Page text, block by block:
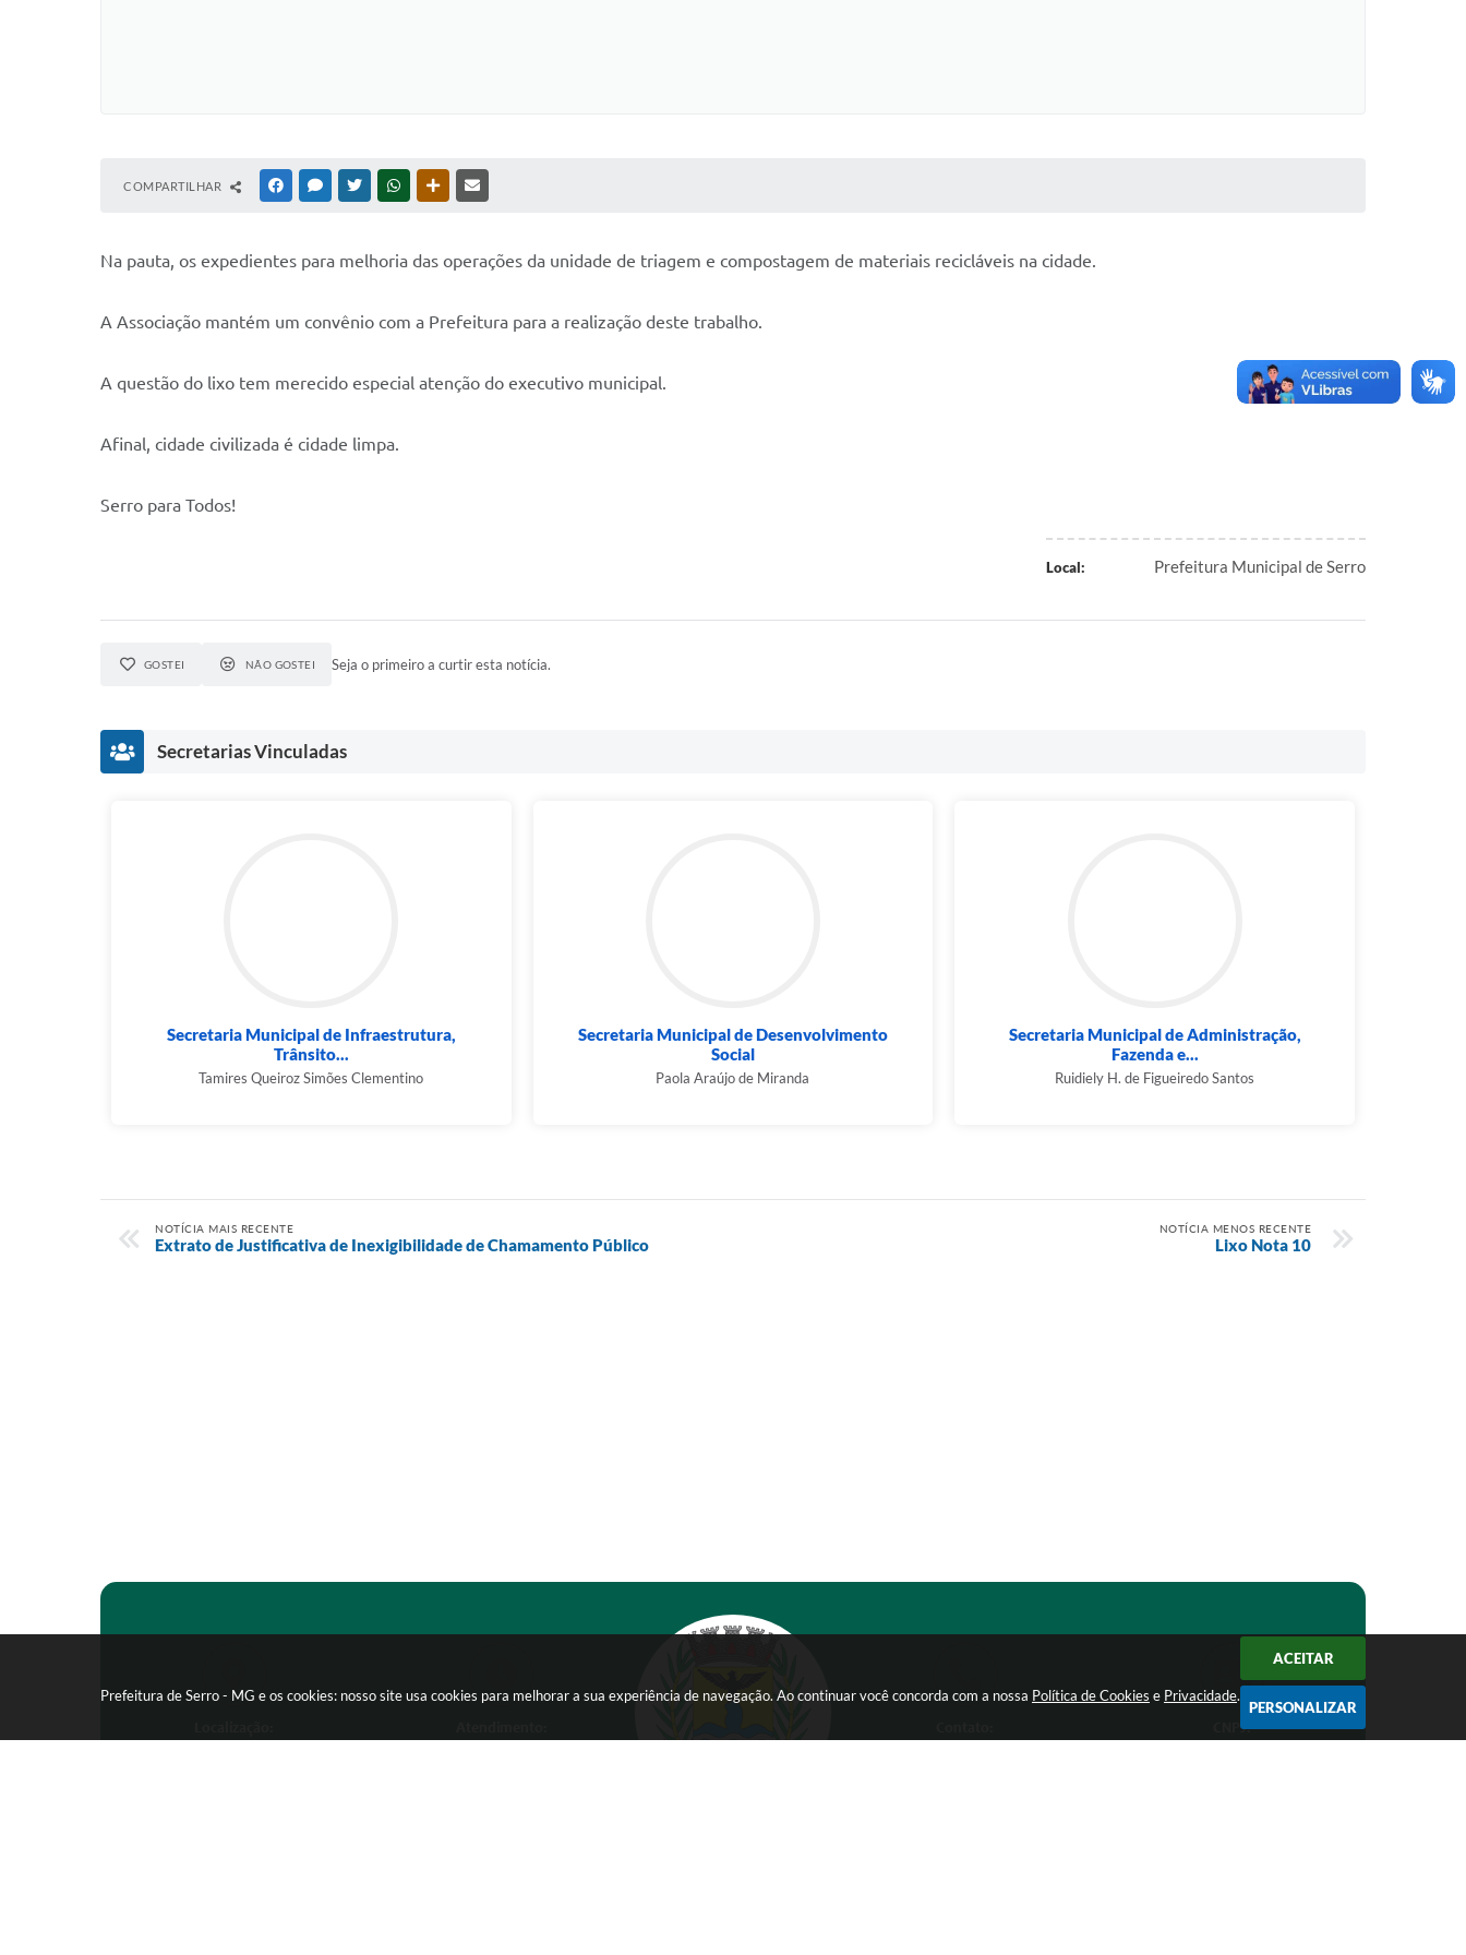
Prefeitura de Serro - MG e os cookies: nosso site usa cookies para melhorar a sua experiência de navegação. Ao continuar você concorda com a nossa Política de Cookies e Privacidade.
ACEITAR
PERSONALIZAR
COMPARTILHAR FACEBOOKMESSENGER
TWITTERWHATSAPPOUTRAS MÍDIAS
Na pauta, os expedientes para melhoria das operações da unidade de triagem e compostagem de materiais recicláveis na cidade.
A Associação mantém um convênio com a Prefeitura para a realização deste trabalho.
A questão do lixo tem merecido especial atenção do executivo municipal.
Afinal, cidade civilizada é cidade limpa.
Serro para Todos!
Local: Prefeitura Municipal de Serro
GOSTEI NÃO GOSTEI Seja o primeiro a curtir esta notícia.
Secretarias Vinculadas
Secretaria Municipal de Infraestrutura,
Trânsito...
Tamires Queiroz Simões Clementino
Secretaria Municipal de Desenvolvimento
Social
Paola Araújo de Miranda
Secretaria Municipal de Administração,
Fazenda e...
Ruidiely H. de Figueiredo Santos
NOTÍCIA MAIS RECENTE
Extrato de Justificativa de Inexigibilidade de Chamamento Público
NOTÍCIA MENOS RECENTE
Lixo Nota 10
CNPJ: